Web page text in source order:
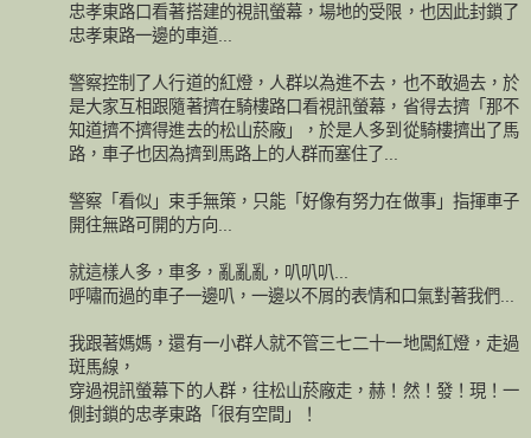
忠孝東路口看著搭建的視訊螢幕，場地的受限，也因此封鎖了
忠孝東路一邊的車道...
警察控制了人行道的紅燈，人群以為進不去，也不敢過去，於
是大家互相跟隨著擠在騎樓路口看視訊螢幕，省得去擠「那不
知道擠不擠得進去的松山菸廠」，於是人多到從騎樓擠出了馬
路，車子也因為擠到馬路上的人群而塞住了...
警察「看似」束手無策，只能「好像有努力在做事」指揮車子
開往無路可開的方向...
就這樣人多，車多，亂亂亂，叭叭叭...
呼嘯而過的車子一邊叭，一邊以不屑的表情和口氣對著我們...
我跟著媽媽，還有一小群人就不管三七二十一地闖紅燈，走過
斑馬線，
穿過視訊螢幕下的人群，往松山菸廠走，赫！然！發！現！一
側封鎖的忠孝東路「很有空間」！